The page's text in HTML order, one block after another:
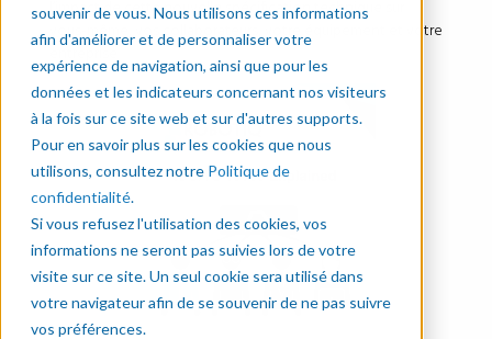
souvenir de vous. Nous utilisons ces informations
afin d'améliorer et de personnaliser votre
expérience de navigation, ainsi que pour les
données et les indicateurs concernant nos visiteurs
à la fois sur ce site web et sur d'autres supports.
Pour en savoir plus sur les cookies que nous
utilisons, consultez notre Politique de
confidentialité.
Si vous refusez l'utilisation des cookies, vos
informations ne seront pas suivies lors de votre
visite sur ce site. Un seul cookie sera utilisé dans
votre navigateur afin de se souvenir de ne pas suivre
vos préférences.
l’impact de cette nouvelle spécification technique sur
vous-même, vos collaborateurs, votre équipement et votre
entreprise.